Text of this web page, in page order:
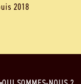
2018